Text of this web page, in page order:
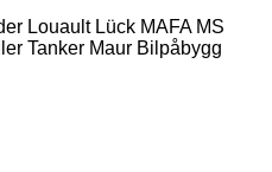
Louault Lück MAFA MS
Tanker Maur Bilpåbygg